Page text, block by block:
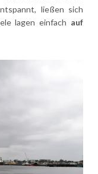
ließen sich
lagen einfach auf